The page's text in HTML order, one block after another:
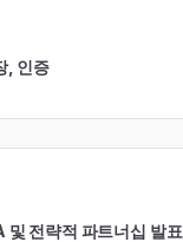
, 인증
및 전략적 파트너십 발표